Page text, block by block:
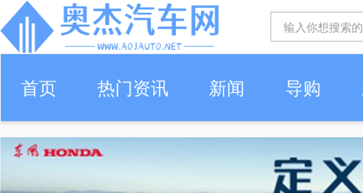
首页 热门资讯 新闻 导购